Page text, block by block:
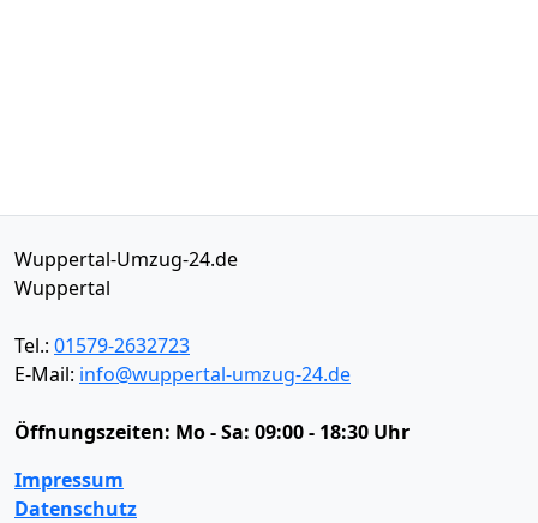
Wuppertal-Umzug-24.de
Wuppertal
Tel.: 01579-2632723
E-Mail: info@wuppertal-umzug-24.de
Öffnungszeiten: Mo - Sa: 09:00 - 18:30 Uhr
Impressum
Datenschutz